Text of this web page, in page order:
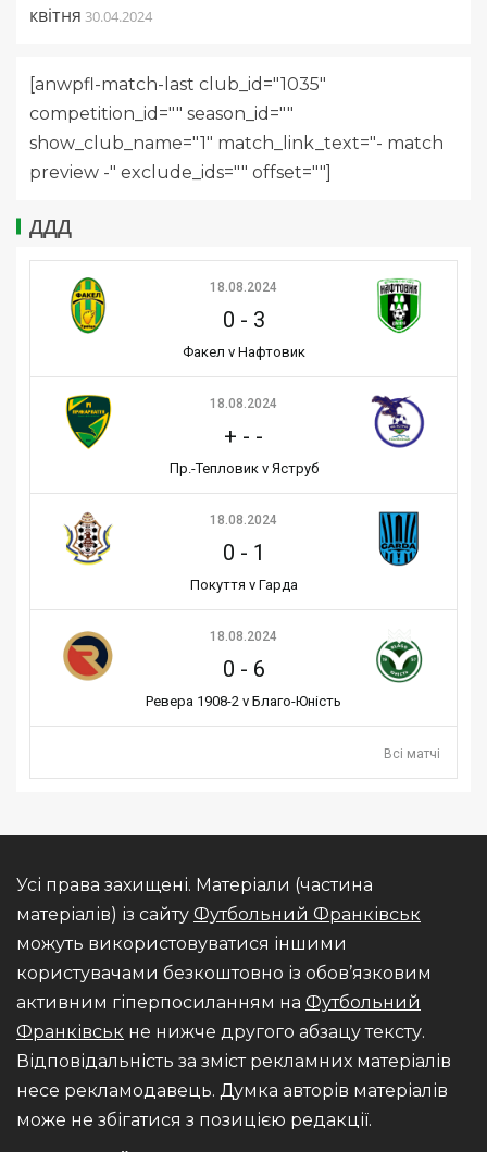
квітня 30.04.2024
[anwpfl-match-last club_id="1035"
competition_id="" season_id=""
show_club_name="1" match_link_text="- match
preview -" exclude_ids="" offset=""]
ДДД
18.08.2024
0 - 3
Факел v Нафтовик
18.08.2024
+ - -
Пр.-Тепловик v Яструб
18.08.2024
0 - 1
Покуття v Гарда
18.08.2024
0 - 6
Ревера 1908-2 v Благо-Юність
Всі матчі
Усі права захищені. Матеріали (частина
матеріалів) із сайту Футбольний Франківськ
можуть використовуватися іншими
користувачами безкоштовно із обов’язковим
активним гіперпосиланням на Футбольний
Франківськ не нижче другого абзацу тексту.
Відповідальність за зміст рекламних матеріалів
несе рекламодавець. Думка авторів матеріалів
може не збігатися з позицією редакції.